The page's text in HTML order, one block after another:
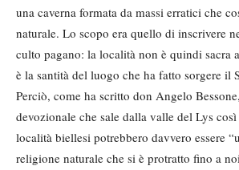
una caverna formata da massi erratici che
naturale. Lo scopo era quello di inscrivere
culto pagano: la località non è quindi sacra
è la santità del luogo che ha fatto sorgere il
Perciò, come ha scritto don Angelo
devozionale che sale dalla valle del Lys
località biellesi potrebbero davvero essere
religione naturale che si è protratto fino a